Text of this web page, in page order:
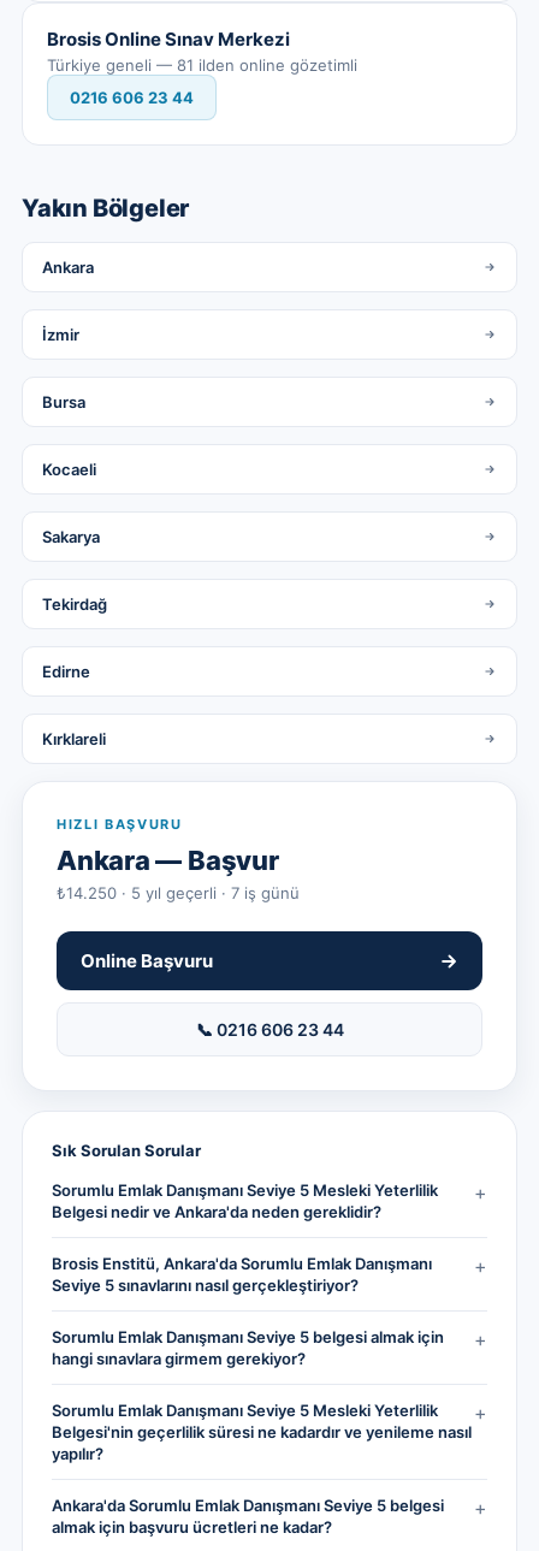
Brosis Online Sınav Merkezi
Türkiye geneli — 81 ilden online gözetimli
0216 606 23 44
Yakın Bölgeler
Ankara
İzmir
Bursa
Kocaeli
Sakarya
Tekirdağ
Edirne
Kırklareli
HIZLI BAŞVURU
Ankara— Başvur
₺14.250 · 5 yıl geçerli · 7 iş günü
Online Başvuru
📞 0216 606 23 44
Sık Sorulan Sorular
Sorumlu Emlak Danışmanı Seviye 5 Mesleki Yeterlilik
Belgesi nedir ve Ankara'da neden gereklidir?
+
Brosis Enstitü, Ankara'da Sorumlu Emlak Danışmanı
Seviye 5 sınavlarını nasıl gerçekleştiriyor?
+
Sorumlu Emlak Danışmanı Seviye 5 belgesi almak için
hangi sınavlara girmem gerekiyor?
+
Sorumlu Emlak Danışmanı Seviye 5 Mesleki Yeterlilik
Belgesi'nin geçerlilik süresi ne kadardır ve yenileme nasıl
yapılır?
+
Ankara'da Sorumlu Emlak Danışmanı Seviye 5 belgesi
almak için başvuru ücretleri ne kadar?
+